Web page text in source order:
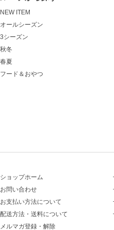
NEW ITEM
オールシーズン
3シーズン
秋冬
春夏
フード＆おやつ
ショップホーム
お問い合わせ
お支払い方法について
配送方法・送料について
メルマガ登録・解除